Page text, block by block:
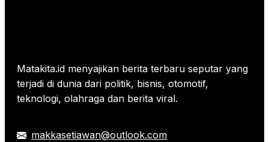
Matakita.id menyajikan berita terbaru seputar yang
terjadi di dunia dari politik, bisnis, otomotif,
teknologi, olahraga dan berita viral.
makkasetiawan@outlook.com